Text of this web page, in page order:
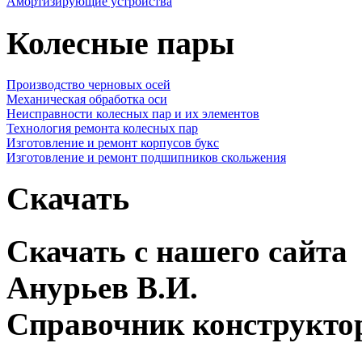
Колесные пары
Производство черновых осей
Механическая обработка оси
Неисправности колесных пар и их элементов
Технология ремонта колесных пар
Изготовление и ремонт корпусов букс
Изготовление и ремонт подшипников скольжения
Скачать
Скачать с нашего сайта
Анурьев В.И.
Справочник